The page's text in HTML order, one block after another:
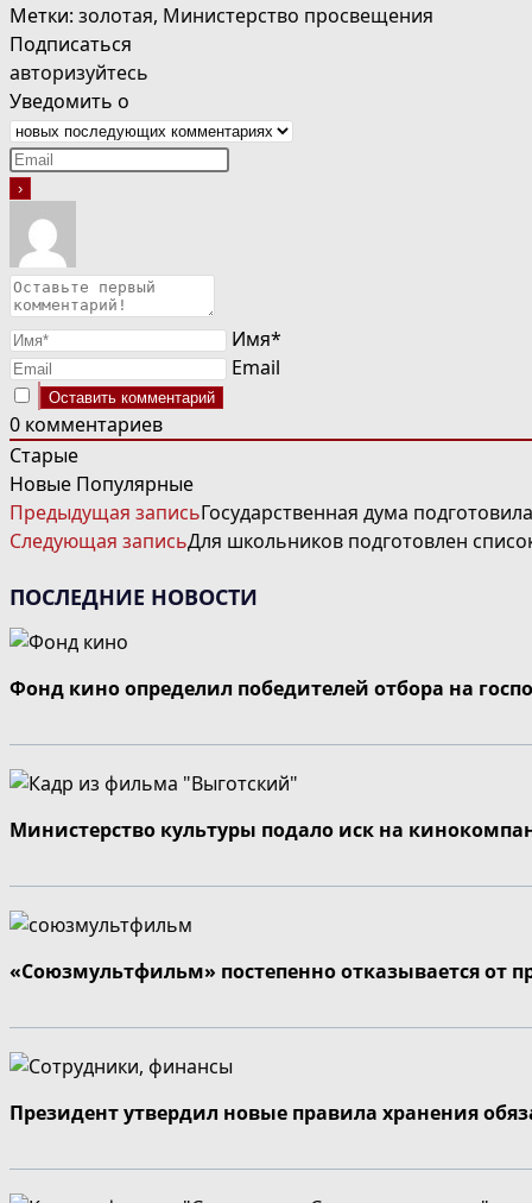
Метки: золотая, Министерство просвещения
Подписаться
авторизуйтесь
Уведомить о
Имя*
Email
0 комментариев
Старые
Новые Популярные
ЧИТАТЬ
ДАЛЕЕ
СТАТЬИ
Предыдущая записьГосударственная дума
Следующая записьДля школьников подготовлен
ПОСЛЕДНИЕ НОВОСТИ
Фонд кино определил победителей отбора на
Министерство культуры подало иск на
«Союзмультфильм» постепенно отказывается от
Президент утвердил новые правила хранения